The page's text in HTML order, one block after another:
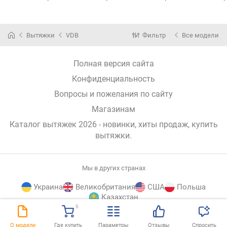
О модели Где купить
6
Параметры Отзывы Спросить
Вытяжки VDB Фильтр Все модели
Полная версия сайта
Конфиденциальность
Вопросы и пожелания по сайту
Магазинам
Каталог вытяжек 2026 - новинки, хиты продаж, купить
вытяжки.
Мы в других странах
Украина Великобритания США
Польша
Казахстан
© E-Katalog, 2026 НАВЕРХ